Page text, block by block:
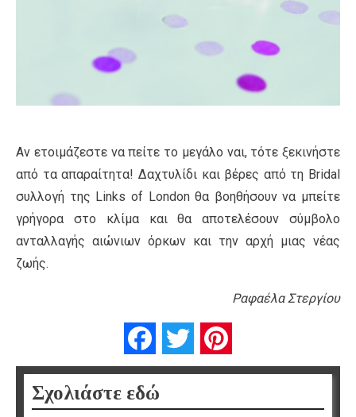
Αν ετοιμάζεστε να πείτε το μεγάλο ναι, τότε ξεκινήστε
από τα απαραίτητα! Δαχτυλίδι και βέρες από τη Bridal
συλλογή της Links of London θα βοηθήσουν να μπείτε
γρήγορα στο κλίμα και θα αποτελέσουν σύμβολο
ανταλλαγής αιώνιων όρκων και την αρχή μιας νέας
ζωής.
Ραφαέλα Στεργίου
FacebookTwitter
Σχολιάστε εδώ